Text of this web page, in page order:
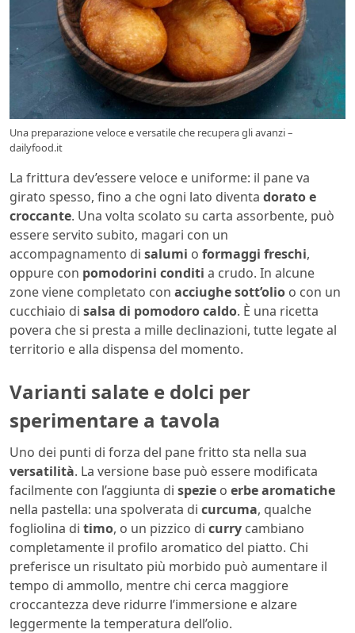
Una preparazione veloce e versatile che recupera gli avanzi –
dailyfood.it
La frittura dev’essere veloce e uniforme: il pane va
girato spesso, fino a che ogni lato diventa dorato e
croccante. Una volta scolato su carta assorbente, può
essere servito subito, magari con un
accompagnamento di salumi o formaggi freschi,
oppure con pomodorini conditi a crudo. In alcune
zone viene completato con acciughe sott’olio o con un
cucchiaio di salsa di pomodoro caldo. È una ricetta
povera che si presta a mille declinazioni, tutte legate al
territorio e alla dispensa del momento.
Varianti salate e dolci per
sperimentare a tavola
Uno dei punti di forza del pane fritto sta nella sua
versatilità. La versione base può essere modificata
facilmente con l’aggiunta di spezie o erbe aromatiche
nella pastella: una spolverata di curcuma, qualche
fogliolina di timo, o un pizzico di curry cambiano
completamente il profilo aromatico del piatto. Chi
preferisce un risultato più morbido può aumentare il
tempo di ammollo, mentre chi cerca maggiore
croccantezza deve ridurre l’immersione e alzare
leggermente la temperatura dell’olio.